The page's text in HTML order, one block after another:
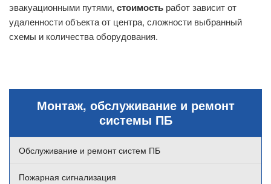
Монтаж, обслуживание и ремонт
системы ПБ
Обслуживание и ремонт систем ПБ
Пожарная сигнализация
эвакуационными путями, стоимость работ зависит от
удаленности объекта от центра, сложности выбранный
схемы и количества оборудования.